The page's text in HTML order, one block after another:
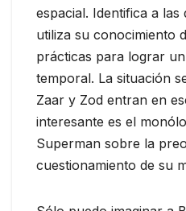
espacial. Identifica a
utiliza su conocimiento
prácticas para lograr
temporal. La situación
Zaar y Zod entran en
interesante es el
Superman sobre la
cuestionamiento de su